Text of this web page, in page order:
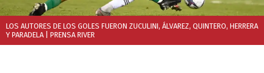
LOS AUTORES DE LOS GOLES FUERON ZUCULINI, ÁLVAREZ, QUINTERO, HERRERA
Y PARADELA | PRENSA RIVER